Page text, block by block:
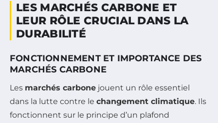
LES MARCHÉS CARBONE ET
LEUR RÔLE CRUCIAL DANS LA
DURABILITÉ
FONCTIONNEMENT ET IMPORTANCE DES
MARCHÉS CARBONE
Les marchés carbone jouent un rôle essentiel
dans la lutte contre le changement climatique. Ils
fonctionnent sur le principe d’un plafond